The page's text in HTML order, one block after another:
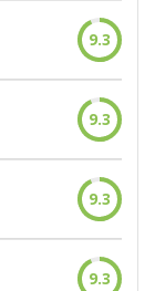
9.3
9.3
9.3
9.3